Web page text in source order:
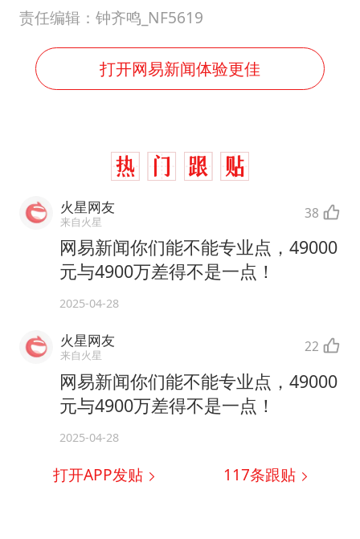
责任编辑：钟齐鸣_NF5619
打开网易新闻体验更佳
火星网友
来自火星 38
网易新闻你们能不能专业点，49000
元与4900万差得不是一点！
2025-04-28
火星网友
来自火星 22
网易新闻你们能不能专业点，49000
元与4900万差得不是一点！
2025-04-28
打开APP发贴 117条跟贴